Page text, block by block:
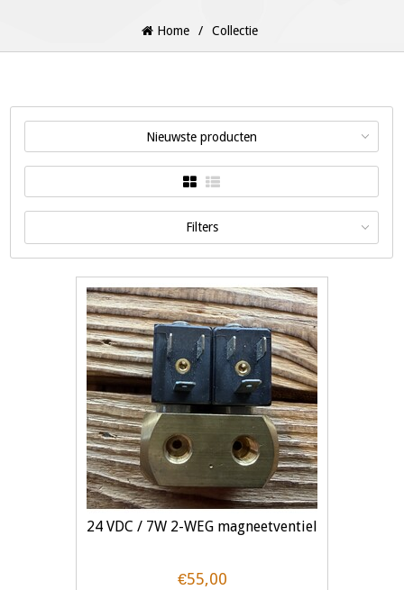
Home / Collectie
Nieuwste producten
Filters
24 VDC / 7W 2-WEG magneetventiel
€55,00